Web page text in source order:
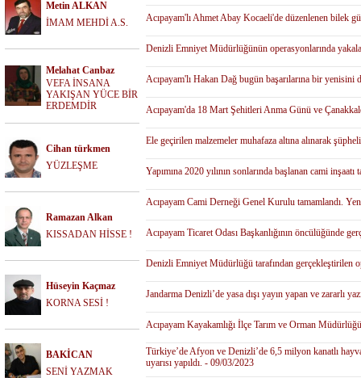
Metin ALKAN
İMAM MEHDİ A.S.
Melahat Canbaz
VEFA İNSANA
YAKIŞAN YÜCE BİR
ERDEMDİR
Cihan türkmen
YÜZLEŞME
Ramazan Alkan
KISSADAN HİSSE !
Hüseyin Kaçmaz
KORNA SESİ !
BAKİCAN
SENİ YAZMAK
Acıpayam'lı Ahmet Abay Kocaeli'de düzenlenen bilek
Denizli Emniyet Müdürlüğünün operasyonlarında
Acıpayam'lı Hakan Dağ bugün başarılarına bir yenisini
Acıpayam'da 18 Mart Şehitleri Anma Günü ve
Ele geçirilen malzemeler muhafaza altına alınarak
Yapımına 2020 yılının sonlarında başlanan cami
Acıpayam Cami Derneği Genel Kurulu tamamlandı.
Acıpayam Ticaret Odası Başkanlığının öncülüğünde
Denizli Emniyet Müdürlüğü tarafından gerçekleştirilen
Jandarma Denizli’de yasa dışı yayın yapan ve zararlı
Acıpayam Kayakamlığı İlçe Tarım ve Orman
Türkiye’de Afyon ve Denizli’de 6,5 milyon kanatlı
uyarısı yapıldı. - 09/03/2023